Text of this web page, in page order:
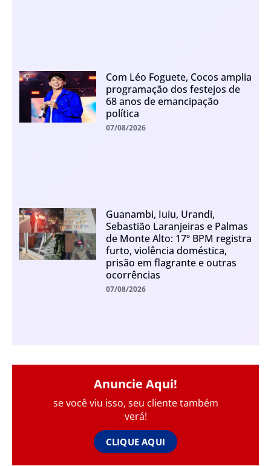
Com Léo Foguete, Cocos amplia
programação dos festejos de
68 anos de emancipação
política
07/08/2026
Guanambi, Iuiu, Urandi,
Sebastião Laranjeiras e Palmas
de Monte Alto: 17º BPM registra
furto, violência doméstica,
prisão em flagrante e outras
ocorrências
07/08/2026
Anuncie Aqui!
se você viu isso, seu cliente também
verá!
CLIQUE AQUI